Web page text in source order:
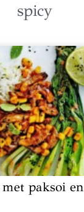
spicy
paksoi en